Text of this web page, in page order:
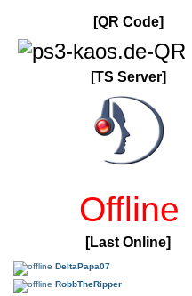
[QR Code]
[TS Server]
Offline
[Last Online]
DeltaPapa07
RobbTheRipper